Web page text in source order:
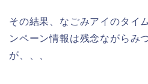
その結果、なごみアイのタイ
ンペーン情報は残念ながらみ
が、、、